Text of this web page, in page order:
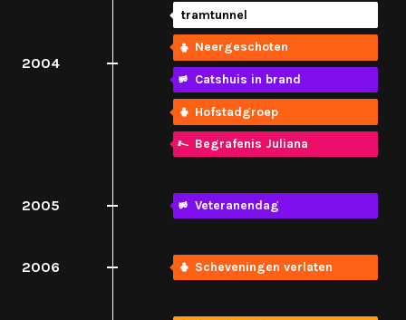
2004
tramtunnel
Neergeschoten
Catshuis in brand
Hofstadgroep
Begrafenis Juliana
2005 Veteranendag
2006 Scheveningen verlaten